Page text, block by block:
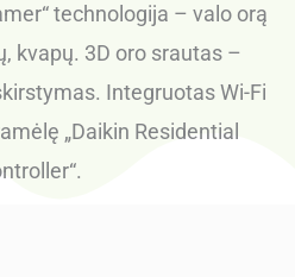
technologija – valo orą
kvapų. 3D oro srautas –
Integruotas Wi-Fi
„Daikin Residential